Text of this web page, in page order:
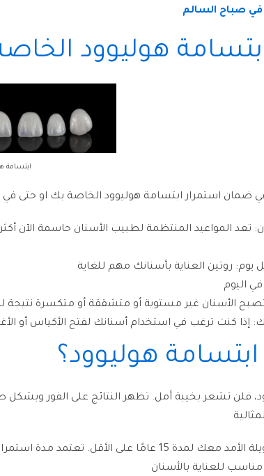
صباح السالم
هوليوود
ابتسامة
ضمان استمرار ابتسامة هوليوود الخاصة بك او حتى
تعد المواعيد المنتظمة لطبيب الأسنان حاسمة
روتين العناية بأسنانك مهم للغاية
اليوم
الأسنان غير مستوية أو متشققة أو متكسرة نتيجة
إذا كنت ترغب في استخدام أسنانك لفتح الأكياس أو
هوليوود؟
فلن تشعر بخيبة أمل. تظهر النتائج على الفور
يمكن أن تبقى هذه الابتسامة طويلة الأمد معك
للعناية بالأسنان